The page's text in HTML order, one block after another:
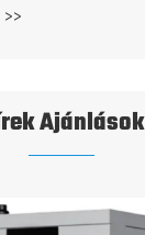
Ajánlások